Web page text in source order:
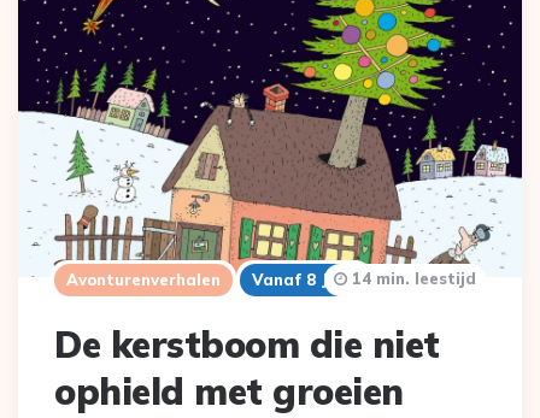
Avonturenverhalen Vanaf 8 Jaar
De kerstboom die niet
ophield met groeien
14 min. leestijd